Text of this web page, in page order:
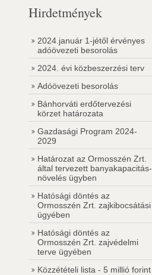
Hirdetmények
2024.január 1-jétől érvényes
adóövezeti besorolás
2024. évi közbeszerzési terv
Adóövezeti besorolás
Bánhorváti erdőtervezési
körzet határozata
Gazdasági Program 2024-
2029
Határozat az Ormosszén Zrt.
által tervezett banyakapacitás-
növelés ügyben
Hatósági döntés az
Ormosszén Zrt. zajkibocsátási
ügyében
Hatósági döntés az
Ormosszén Zrt. zajvédelmi
terve ügyében
Közzétételi lista - 5 millió forint